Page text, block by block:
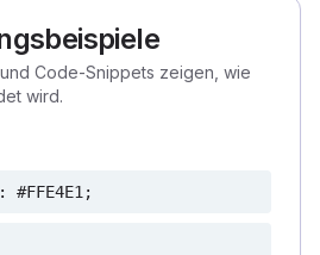
Code-Snippets zeigen, wie
wird.
#FFE4E1;